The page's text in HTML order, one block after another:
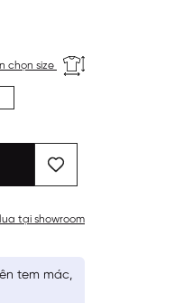
chọn size
tại showroom
tem mác,